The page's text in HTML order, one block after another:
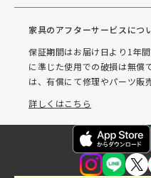
家具のアフターサービスにつ
保証期間はお届け日より1年
に準じた使用での破損は無償
は、有償にて修理やパーツ販
詳しくはこちら